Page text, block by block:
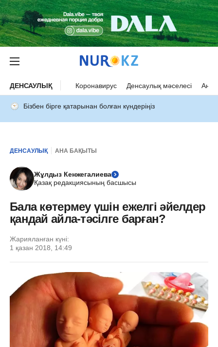
ДЕНСАУЛЫҚ Коронавирус Денсаулық мәселесі Ана
Бізбен бірге қатарынан болған күндеріңіз
ДЕНСАУЛЫҚ АНА БАҚЫТЫ
Жұлдыз Кенжегалиева
Қазақ редакциясының басшысы
Бала көтермеу үшін ежелгі әйелдер
қандай айла-тәсілге барған?
Жарияланған күні:
1 қазан 2018, 14:49